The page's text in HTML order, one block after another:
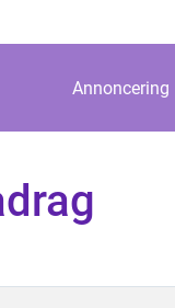
Annoncering